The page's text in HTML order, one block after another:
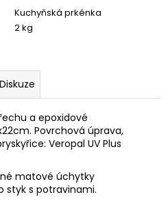
Kuchyňská prkénka
2 kg
Diskuze
a epoxidové
Povrchová úprava,
Veropal UV Plus
matové úchytky
styk s potravinami.